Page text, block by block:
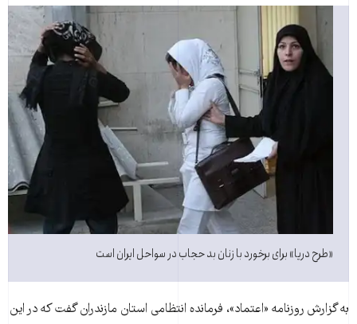
«طرح دریا» برای برخورد با زنان بد حجاب در سواحل ایران است
به گزارش روزنامه «اعتماد»، فرمانده انتظامی استان مازندران گفت که در اين